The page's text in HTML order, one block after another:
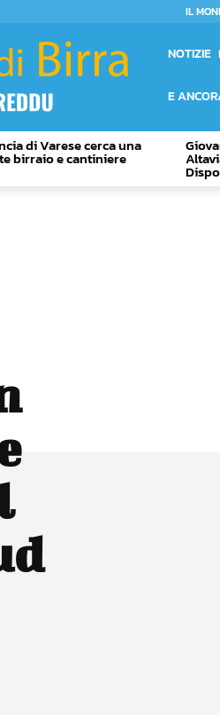
IL
NOTIZIE
E
di Varese cerca una
birraio e cantiniere